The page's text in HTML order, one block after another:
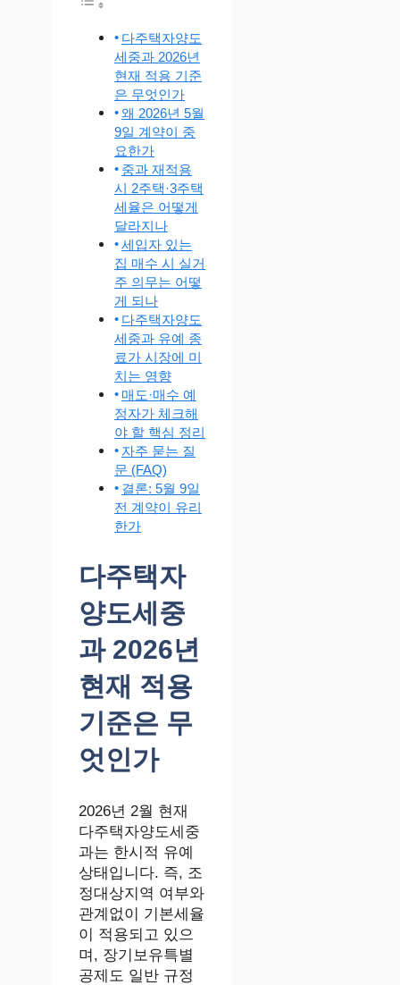
다주택자양도
세중과 2026년
현재 적용 기준
은 무엇인가
왜 2026년 5월
9일 계약이 중
요한가
중과 재적용
시 2주택·3주택
세율은 어떻게
달라지나
세입자 있는
집 매수 시 실거
주 의무는 어떻
게 되나
다주택자양도
세중과 유예 종
료가 시장에 미
치는 영향
매도·매수 예
정자가 체크해
야 할 핵심 정리
자주 묻는 질
문 (FAQ)
결론: 5월 9일
전 계약이 유리
한가
다주택자
양도세중
과 2026년
현재 적용
기준은 무
엇인가
2026년 2월 현재
다주택자양도세중
과는 한시적 유예
상태입니다. 즉, 조
정대상지역 여부와
관계없이 기본세율
이 적용되고 있으
며, 장기보유특별
공제도 일반 규정